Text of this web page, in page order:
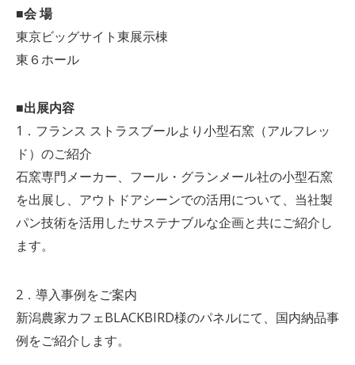
■会 場
東京ビッグサイト東展示棟
東６ホール
■出展内容
1．フランス ストラスブールより小型石窯（アルフレッ
ド）のご紹介
石窯専門メーカー、フール・グランメール社の小型石窯
を出展し、アウトドアシーンでの活用について、当社製
パン技術を活用したサステナブルな企画と共にご紹介し
ます。
2．導入事例をご案内
新潟農家カフェBLACKBIRD様のパネルにて、国内納品事
例をご紹介します。